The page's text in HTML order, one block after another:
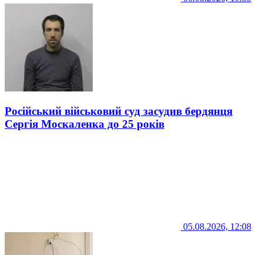
Російський військовий суд засудив бердянця
Сергія Москаленка до 25 років
05.08.2026, 12:08